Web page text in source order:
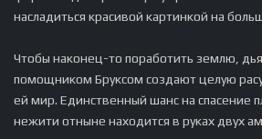
насладиться красивой картинкой на
Чтобы наконец-то поработить землю,
помощником Бруксом создают целую
ей мир. Единственный шанс на спасение
нежити отныне находится в руках двух